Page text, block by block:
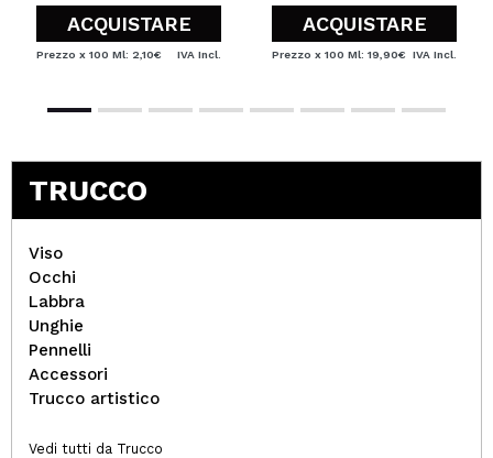
ACQUISTARE
Prezzo x 100 Ml: 2,10€ IVA Incl.
ACQUISTARE
Prezzo x 100 Ml: 19,90€ IVA Incl.
TRUCCO
Viso
Occhi
Labbra
Unghie
Pennelli
Accessori
Trucco artistico
Vedi tutti da Trucco